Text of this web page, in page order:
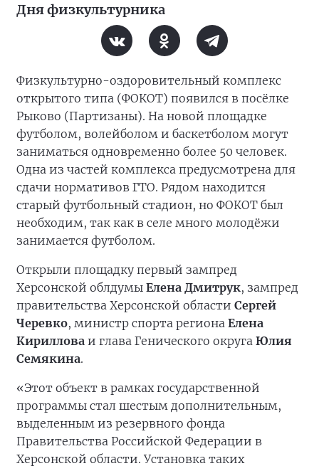
Дня физкультурника
Физкультурно-оздоровительный комплекс
открытого типа (ФОКОТ) появился в посёлке
Рыково (Партизаны). На новой площадке
футболом, волейболом и баскетболом могут
заниматься одновременно более 50 человек.
Одна из частей комплекса предусмотрена для
сдачи нормативов ГТО. Рядом находится
старый футбольный стадион, но ФОКОТ был
необходим, так как в селе много молодёжи
занимается футболом.
Открыли площадку первый зампред
Херсонской облдумы Елена Дмитрук, зампред
правительства Херсонской области Сергей
Черевко, министр спорта региона Елена
Кириллова и глава Генического округа Юлия
Семякина.
«Этот объект в рамках государственной
программы стал шестым дополнительным,
выделенным из резервного фонда
Правительства Российской Федерации в
Херсонской области. Установка таких